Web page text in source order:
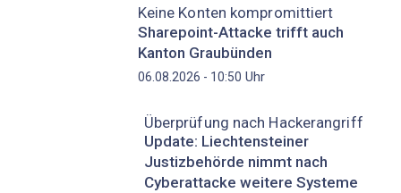
Keine Konten kompromittiert
Sharepoint-Attacke trifft auch
Kanton Graubünden
06.08.2026 - 10:50 Uhr
Überprüfung nach Hackerangriff
Update: Liechtensteiner
Justizbehörde nimmt nach
Cyberattacke weitere Systeme